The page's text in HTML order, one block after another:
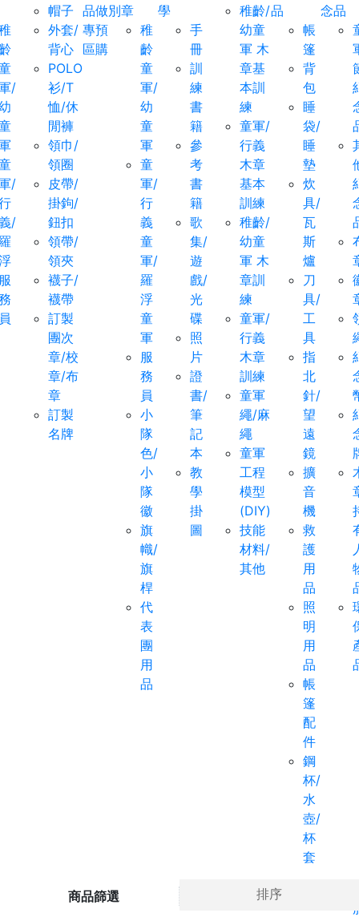
/
/
/
帽子
外套/
背心
POLO
衫/T
恤/休
閒褲
領巾/
領圈
皮帶/
掛鉤/
鈕扣
領帶/
領夾
襪子/
襪帶
訂製
團次
章/校
章/布
章
訂製
名牌
品
專
區
做
預
購
別章
稚
齡
童
軍/
幼
童
軍
童
軍/
行
義
童
軍/
羅
浮
童
軍
服
務
員
小
隊
色/
小
隊
徽
旗
幟/
旗
桿
代
表
團
用
品
學
手
冊
訓
練
書
籍
參
考
書
籍
歌
集/
遊
戲/
光
碟
照
片
證
書/
筆
記
本
教
學
掛
圖
稚齡/
幼童
軍 木
章基
本訓
練
童軍/
行義
木章
基本
訓練
稚齡/
幼童
軍 木
章訓
練
童軍/
行義
木章
訓練
童軍
繩/麻
繩
童軍
工程
模型
(DIY)
技能
材料/
其他
品
帳
篷
背
包
睡
袋/
睡
墊
炊
具/
瓦
斯
爐
刀
具/
工
具
指
北
針/
望
遠
鏡
擴
音
機
救
護
用
品
照
明
用
品
帳
篷
配
件
鋼
杯/
水
壺/
杯
套
念品
商品篩選 排序